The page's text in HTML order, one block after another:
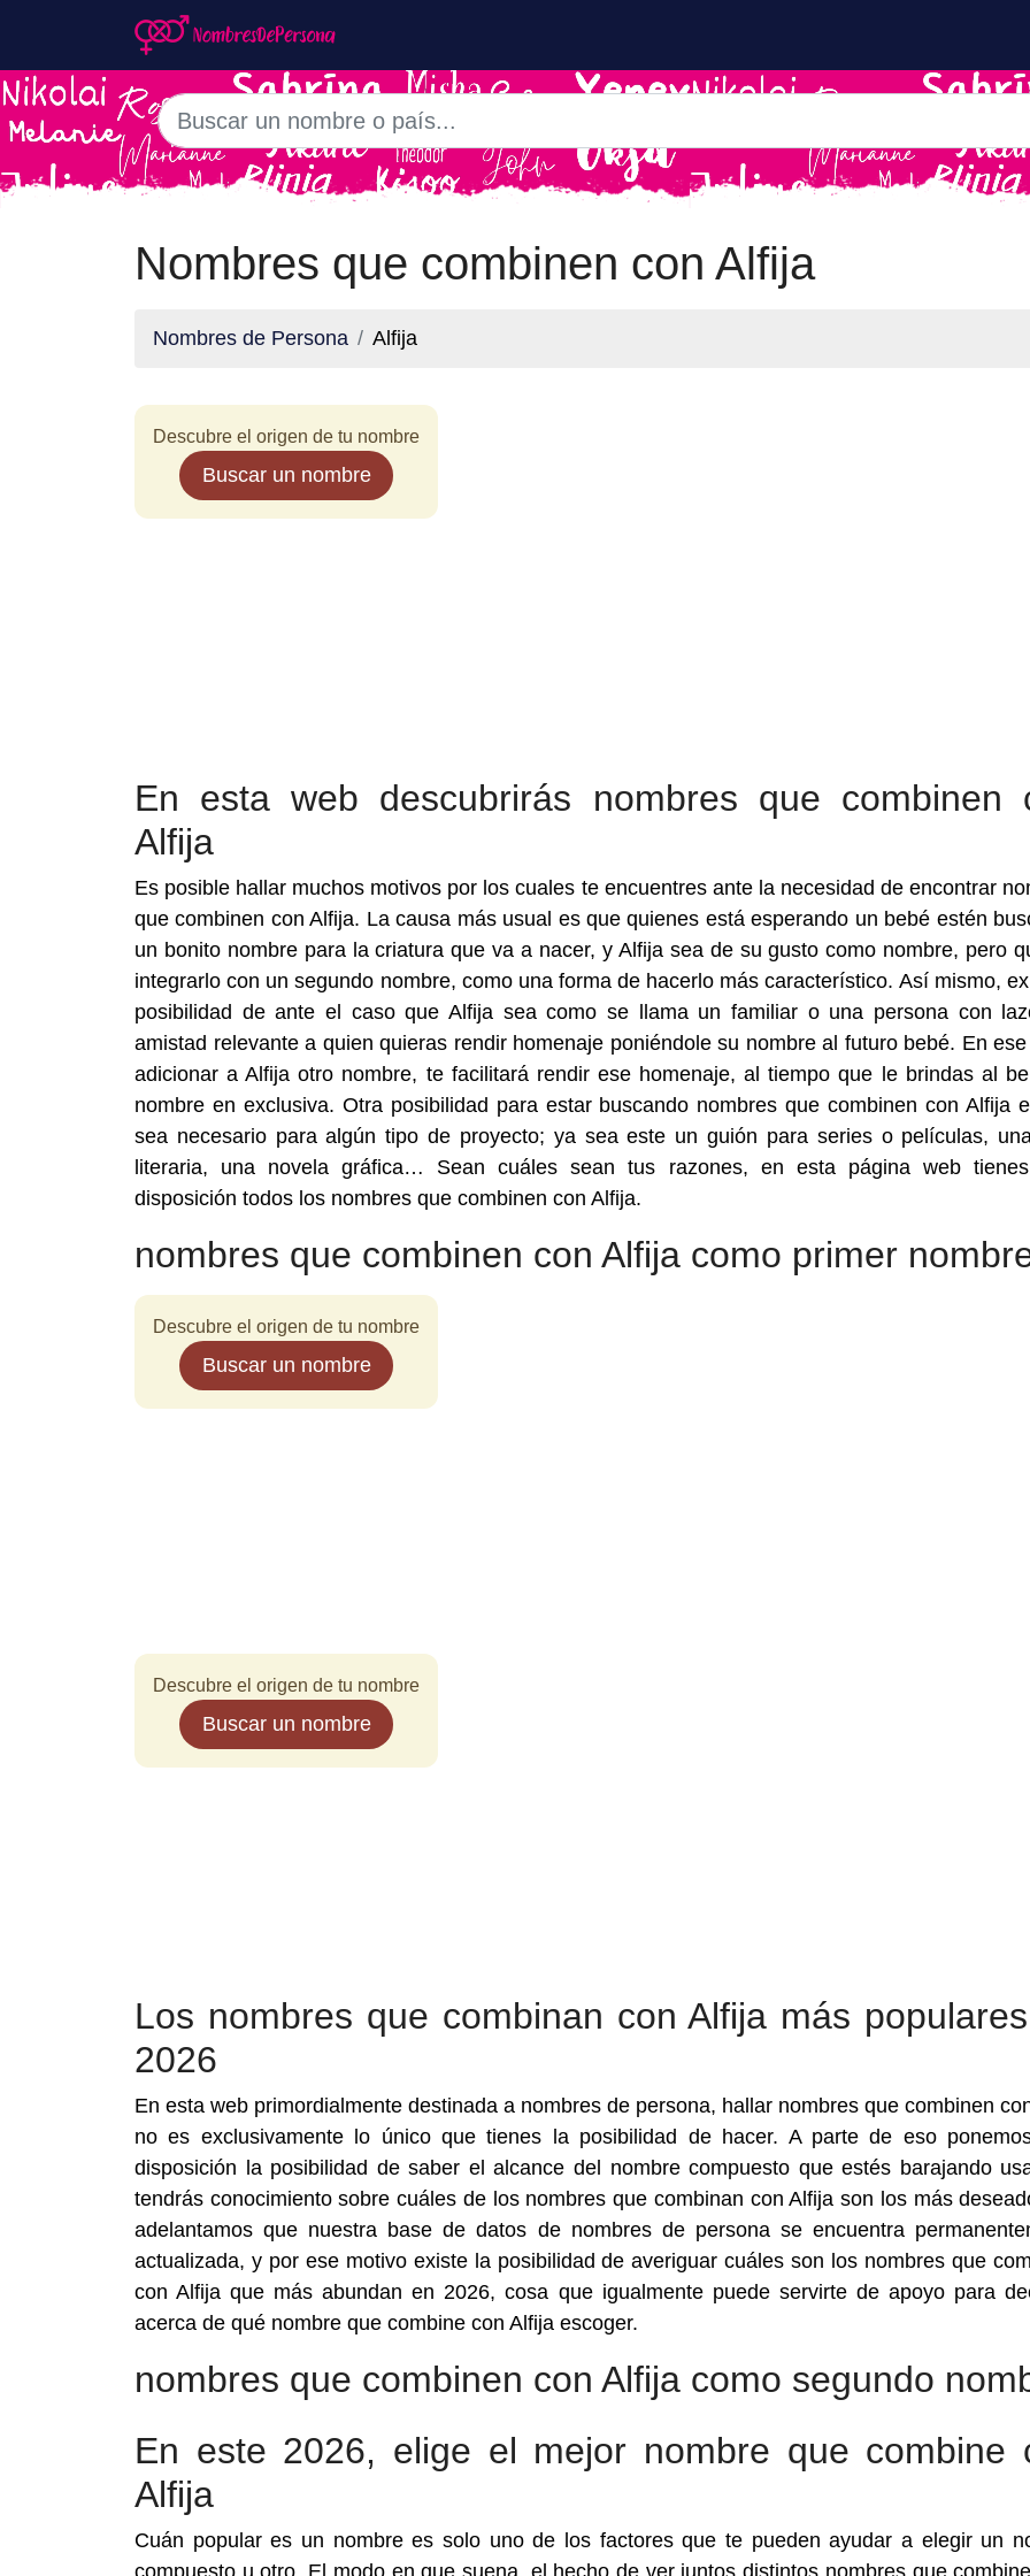
Nombres que combinen con Alfija
Nombres de Persona Alfija
Descubre el origen de tu nombre
Buscar un nombre
En esta web descubrirás nombres que combinen
Alfija
Es posible hallar muchos motivos por los cuales te encuentres ante la necesidad de encontrar
que combinen con Alfija. La causa más usual es que quienes está esperando un bebé estén
un bonito nombre para la criatura que va a nacer, y Alfija sea de su gusto como nombre, pero
integrarlo con un segundo nombre, como una forma de hacerlo más característico. Así mismo,
posibilidad de ante el caso que Alfija sea como se llama un familiar o una persona con
amistad relevante a quien quieras rendir homenaje poniéndole su nombre al futuro bebé. En
adicionar a Alfija otro nombre, te facilitará rendir ese homenaje, al tiempo que le brindas al
nombre en exclusiva. Otra posibilidad para estar buscando nombres que combinen con Alfija
sea necesario para algún tipo de proyecto; ya sea este un guión para series o películas,
literaria, una novela gráfica… Sean cuáles sean tus razones, en esta página web
disposición todos los nombres que combinen con Alfija.
nombres que combinen con Alfija como primer
Descubre el origen de tu nombre
Buscar un nombre
Descubre el origen de tu nombre
Buscar un nombre
Los nombres que combinan con Alfija más
2026
En esta web primordialmente destinada a nombres de persona, hallar nombres que combinen
no es exclusivamente lo único que tienes la posibilidad de hacer. A parte de eso
disposición la posibilidad de saber el alcance del nombre compuesto que estés barajando
tendrás conocimiento sobre cuáles de los nombres que combinan con Alfija son los más
adelantamos que nuestra base de datos de nombres de persona se encuentra
actualizada, y por ese motivo existe la posibilidad de averiguar cuáles son los nombres que
con Alfija que más abundan en 2026, cosa que igualmente puede servirte de apoyo para
acerca de qué nombre que combine con Alfija escoger.
nombres que combinen con Alfija como segundo
En este 2026, elige el mejor nombre que combine
Alfija
Cuán popular es un nombre es solo uno de los factores que te pueden ayudar a elegir un
compuesto u otro. El modo en que suena, el hecho de ver juntos distintos nombres que